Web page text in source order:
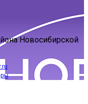
Новосибирской